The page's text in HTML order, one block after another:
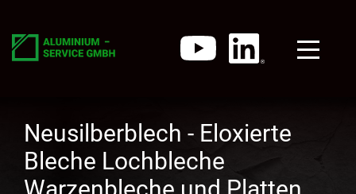
Neusilberblech - Eloxierte
Bleche Lochbleche